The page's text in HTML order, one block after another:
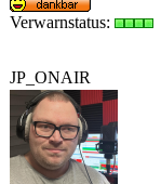
Verwarnstatus:
JP_ONAIR